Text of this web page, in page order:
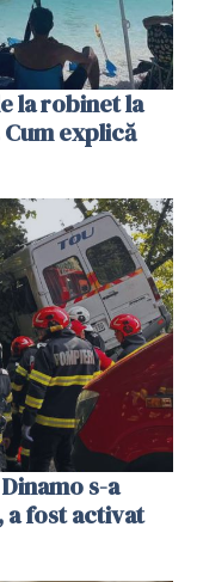
la robinet la
explică
s-a
a fost activat